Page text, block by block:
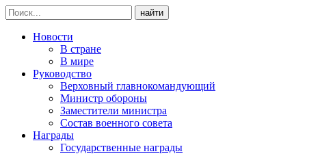
найти
Новости
В стране
В мире
Руководство
Верховный главнокомандующий
Министр обороны
Заместители министра
Состав военного совета
Награды
Государственные награды